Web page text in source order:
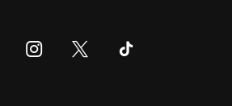
SíguenosSíguenos Síguenos